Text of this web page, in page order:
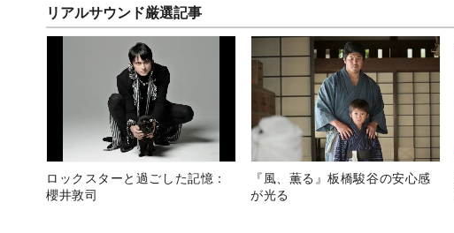
リアルサウンド厳選記事
ロックスターと過ごした記憶：
櫻井敦司
『風、薫る』板橋駿谷の安心感
が光る